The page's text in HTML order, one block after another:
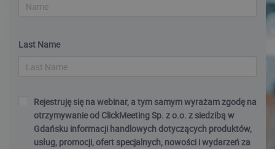
Last Name
Rejestruję się na webinar, a tym samym wyrażam zgodę na
otrzymywanie od ClickMeeting Sp. z o.o. z siedzibą w
Gdańsku informacji handlowych dotyczących produktów,
usług, promocji, ofert specjalnych, nowości i wydarzeń za